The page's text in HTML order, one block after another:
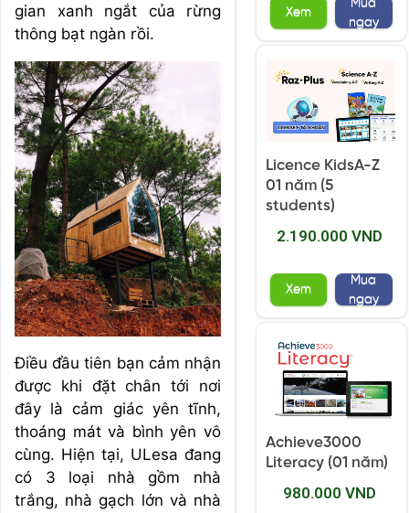
gian xanh ngắt của rừng
thông bạt ngàn rồi.
Điều đầu tiên bạn cảm nhận
được khi đặt chân tới nơi
đây là cảm giác yên tĩnh,
thoáng mát và bình yên vô
cùng. Hiện tại, ULesa đang
có 3 loại nhà gồm nhà
trắng, nhà gạch lớn và nhà
Xem
Mua
ngay
Licence KidsA-Z
01 năm (5
students)
2.190.000 VND
Xem
Mua
ngay
Achieve3000
Literacy (01 năm)
980.000 VND